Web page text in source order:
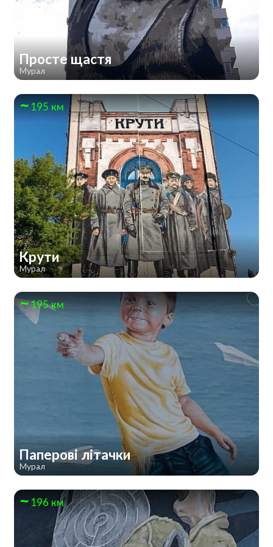
Просте щастя
Мурал
195 км
Крути
Мурал
195 км
Паперові літачки
Мурал
196 км